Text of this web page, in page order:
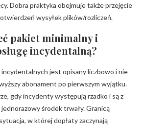
Dobra praktyka obejmuje także przejęcie
wysyłek plików/rozliczeń.
pakiet minimalny i
incydentalną?
incydentalnych jest opisany liczbowo i nie
abonament po pierwszym wyjątku.
gdy incydenty występują rzadko i są z
środek trwały. Granicą
w której dopłaty zaczynają